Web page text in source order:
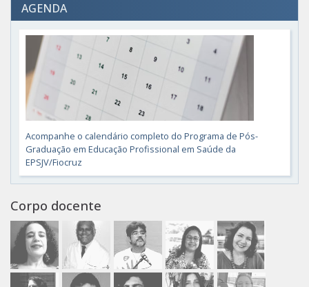
AGENDA
Acompanhe o calendário completo do Programa de Pós-
Graduação em Educação Profissional em Saúde da
EPSJV/Fiocruz
Corpo docente